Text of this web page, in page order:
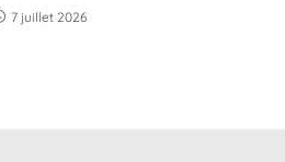
7 juillet 2026